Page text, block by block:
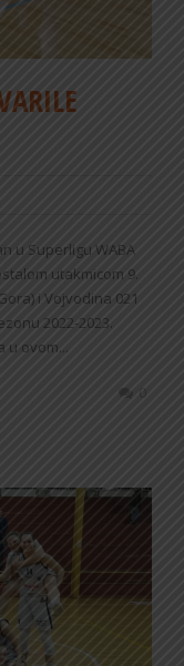
u Superligu WABA
utakmicom 9.
i Vojvodina 021
2022-2023.
u ovom...
0